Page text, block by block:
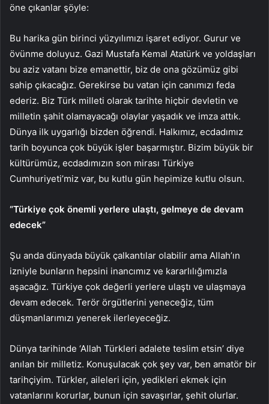
öne çıkanlar şöyle:
Bu harika gün birinci yüzyılımızı işaret ediyor. Gurur ve
övünme doluyuz. Gazi Mustafa Kemal Atatürk ve yoldaşları
bu aziz vatanı bize emanettir, biz de ona gözümüz gibi
sahip çıkacağız. Gerekirse bu vatan için canımızı feda
ederiz. Biz Türk milleti olarak tarihte hiçbir devletin ve
milletin şahit olamayacağı olaylar yaşadık ve imza attık.
Dünya ilk uygarlığı bizden öğrendi. Halkımız, ecdadımız
tarih boyunca çok büyük işler başarmıştır. Bizim büyük bir
kültürümüz, ecdadımızın son mirası Türkiye
Cumhuriyeti’miz var, bu kutlu gün hepimize kutlu olsun.
“Türkiye çok önemli yerlere ulaştı, gelmeye de devam
edecek”
Şu anda dünyada büyük çalkantılar olabilir ama Allah’ın
izniyle bunların hepsini inancımız ve kararlılığımızla
aşacağız. Türkiye çok değerli yerlere ulaştı ve ulaşmaya
devam edecek. Terör örgütlerini yeneceğiz, tüm
düşmanlarımızı yenerek ilerleyeceğiz.
Dünya tarihinde ‘Allah Türkleri adalete teslim etsin’ diye
anılan bir milletiz. Konuşulacak çok şey var, ben amatör bir
tarihçiyim. Türkler, aileleri için, yedikleri ekmek için
vatanlarını korurlar, bunun için savaşırlar, şehit olurlar.